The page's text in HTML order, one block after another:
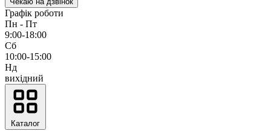
Графік роботи
Пн - Пт
9:00-18:00
Сб
10:00-15:00
Нд
вихідний
Каталог